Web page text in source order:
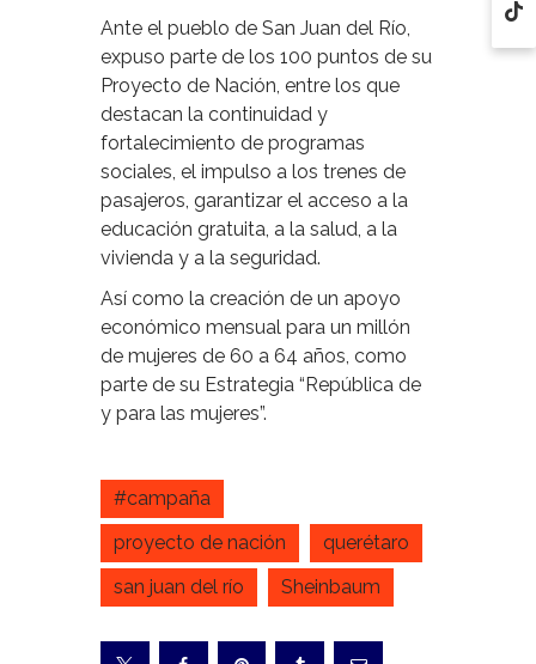
Ante el pueblo de San Juan del Río,
expuso parte de los 100 puntos de su
Proyecto de Nación, entre los que
destacan la continuidad y
fortalecimiento de programas
sociales, el impulso a los trenes de
pasajeros, garantizar el acceso a la
educación gratuita, a la salud, a la
vivienda y a la seguridad.
Así como la creación de un apoyo
económico mensual para un millón
de mujeres de 60 a 64 años, como
parte de su Estrategia “República de
y para las mujeres”.
#campaña
proyecto de nación
querétaro
san juan del río
Sheinbaum